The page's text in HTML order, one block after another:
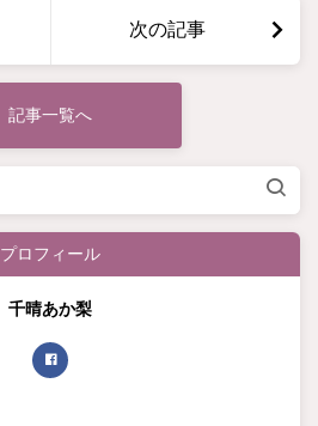
次の記事
記事一覧へ
プロフィール
千晴あか梨